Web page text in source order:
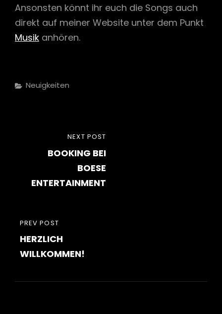
Ansonsten könnt ihr euch die Songs auch
direkt auf meiner Website unter dem Punkt
Musik anhören.
Categories
Neuigkeiten
Beitragsnavigation
PREVIOUS
POST
PREV POST
HERZLICH
WILLKOMMEN!
NEXT POST
BOOKING BEI
BOESE
ENTERTAINMENT